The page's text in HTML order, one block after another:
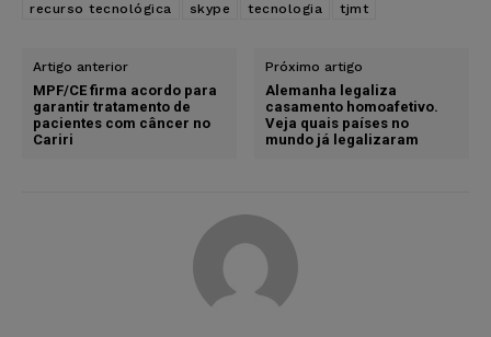
recurso tecnológica
skype tecnologia tjmt
Artigo anterior
MPF/CE firma acordo para
garantir tratamento de
pacientes com câncer no
Cariri
Próximo artigo
Alemanha legaliza
casamento homoafetivo.
Veja quais países no
mundo já legalizaram